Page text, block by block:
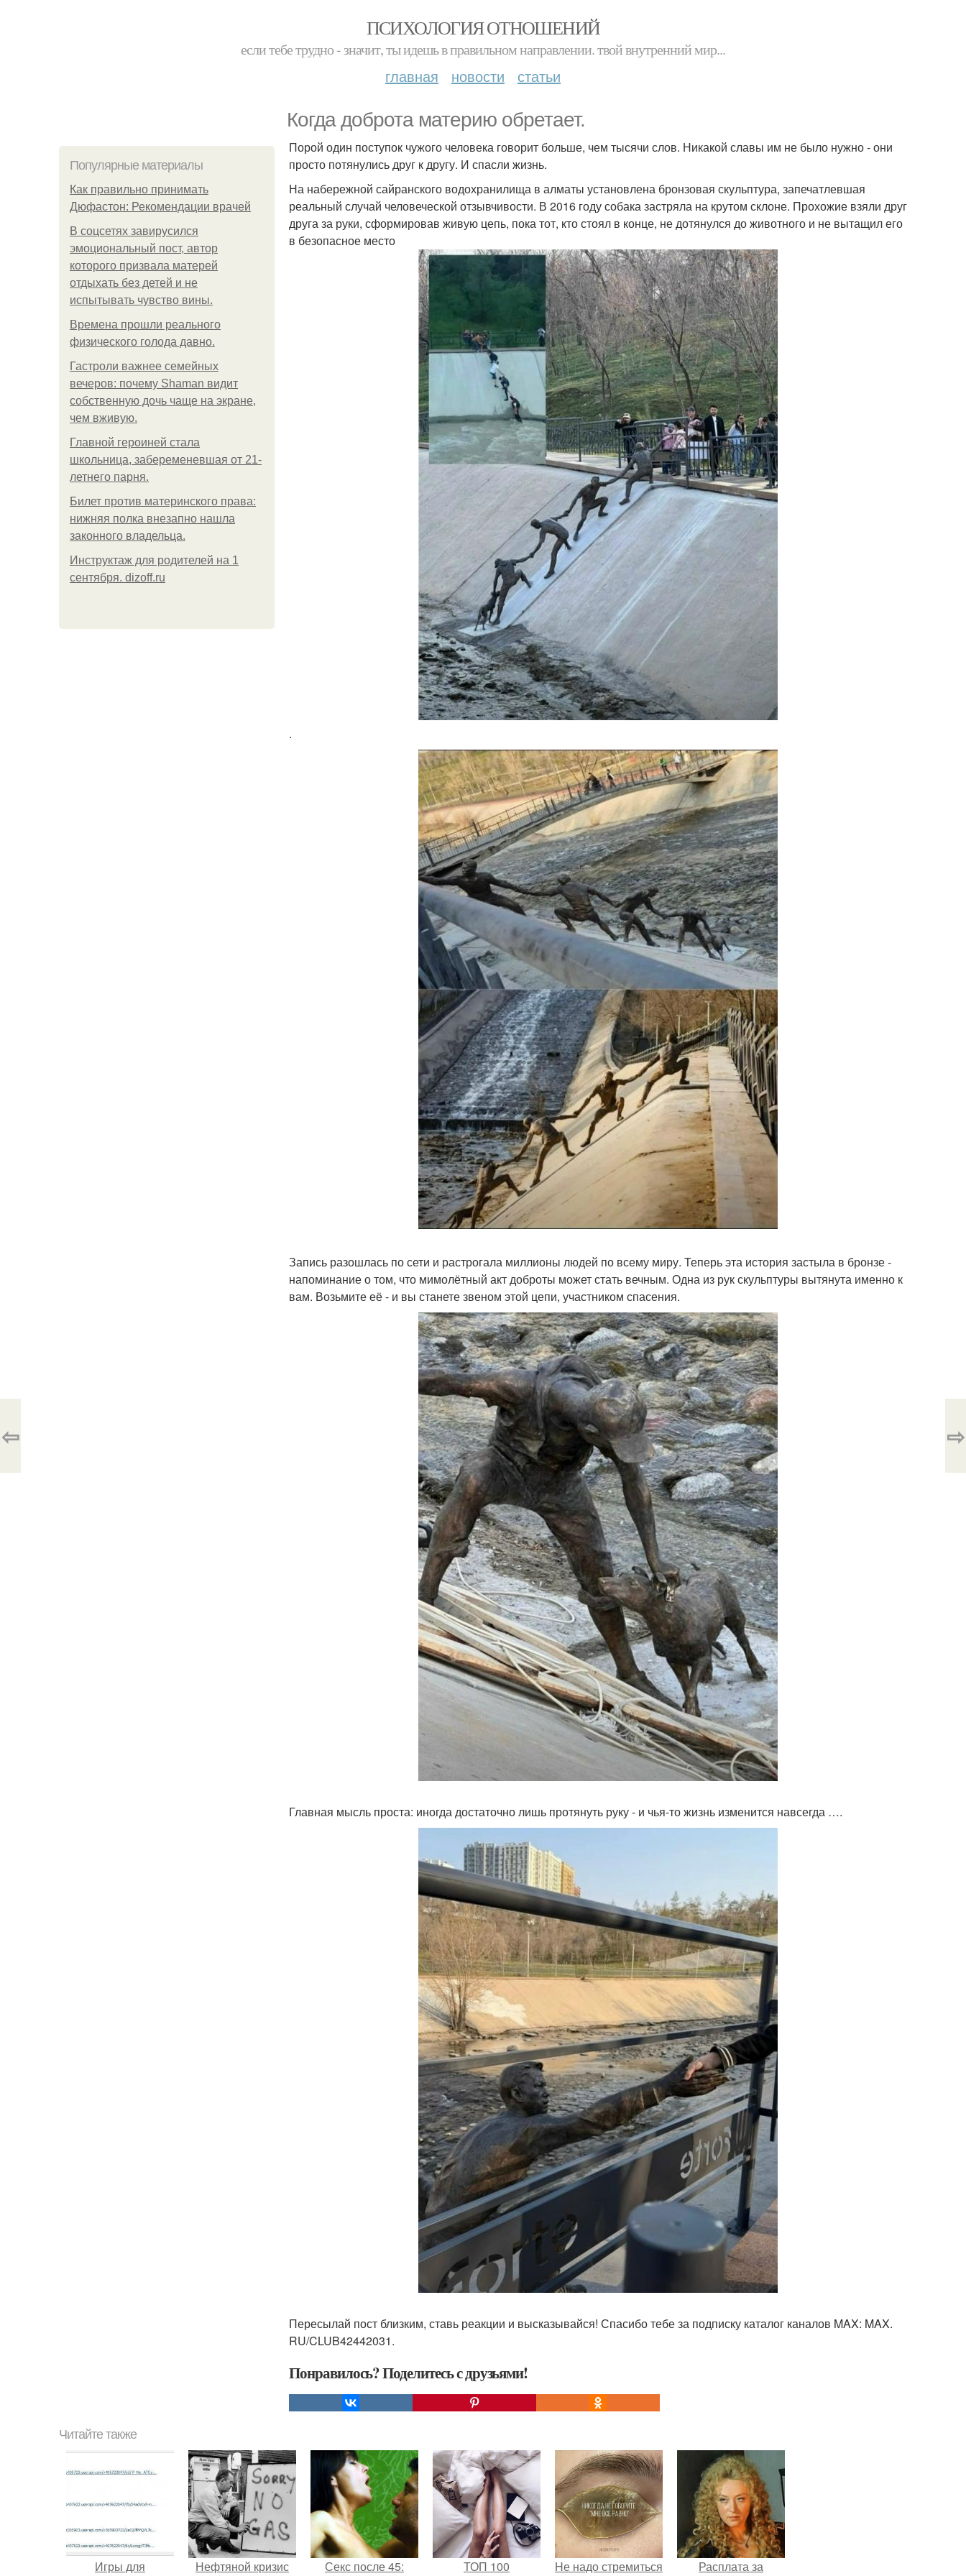
ПСИХОЛОГИЯ ОТНОШЕНИЙ
если тебе трудно - значит, ты идешь в правильном направлении. твой внутренний мир...
главная новости статьи
Когда доброта материю обретает.
Популярные материалы
Как правильно принимать
Дюфастон: Рекомендации врачей
В соцсетях завирусился
эмоциональный пост, автор
которого призвала матерей
отдыхать без детей и не
испытывать чувство вины.
Bpeмена прошли реального
физического голода давно.
Гастроли важнее семейных
вечеров: почему Shaman видит
собственную дочь чаще на экране,
чем вживую.
Главной героиней стала
школьница, забеременевшая от 21-
летнего парня.
Билет против материнского права:
нижняя полка внезапно нашла
законного владельца.
Инструктаж для родителей на 1
сентября. dizoff.ru
Порой один поступок чужого человека говорит больше, чем тысячи слов. Никакой славы им не было нужно - они
просто потянулись друг к другу. И спасли жизнь.
На набережной сайранского водохранилища в алматы установлена бронзовая скульптура, запечатлевшая
реальный случай человеческой отзывчивости. В 2016 году собака застряла на крутом склоне. Прохожие взяли друг
друга за руки, сформировав живую цепь, пока тот, кто стоял в конце, не дотянулся до животного и не вытащил его
в безопасное место
.
Запись разошлась по сети и растрогала миллионы людей по всему миру. Теперь эта история застыла в бронзе -
напоминание о том, что мимолётный акт доброты может стать вечным. Одна из рук скульптуры вытянута именно к
вам. Возьмите её - и вы станете звеном этой цепи, участником спасения.
Главная мысль проста: иногда достаточно лишь протянуть руку - и чья-то жизнь изменится навсегда ….
Пересылай пост близким, ставь реакции и высказывайся! Спасибо тебе за подписку каталог каналов MAX: MAX.
RU/CLUB42442031.
Понравилось? Поделитесь с друзьями!
⇦ ⇨
Читайте также
Игры для
Нефтяной кризис
Секс после 45:
ТОП 100
Hе надо стремиться
Расплата за